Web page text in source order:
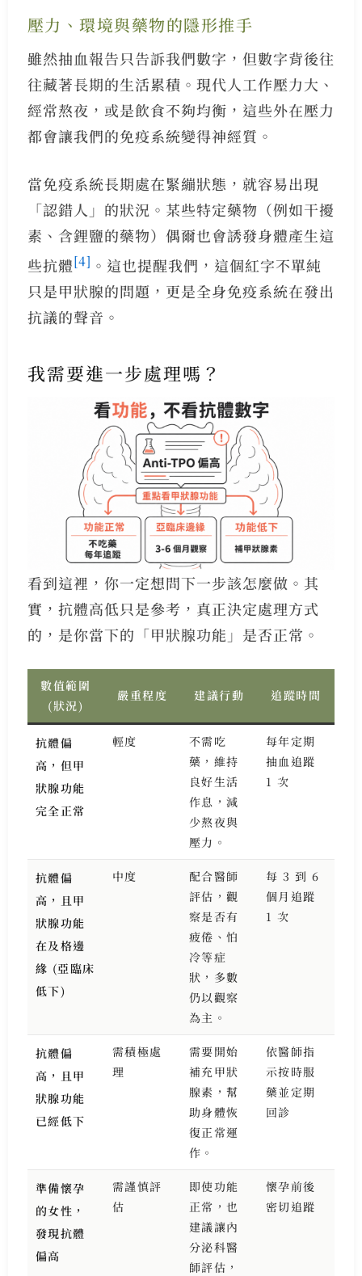
壓力、環境與藥物的隱形推手
雖然抽血報告只告訴我們數字，但數字背後往
往藏著長期的生活累積。現代人工作壓力大、
經常熬夜，或是飲食不夠均衡，這些外在壓力
都會讓我們的免疫系統變得神經質。
當免疫系統長期處在緊繃狀態，就容易出現
「認錯人」的狀況。某些特定藥物（例如干擾
素、含鋰鹽的藥物）偶爾也會誘發身體產生這
些抗體[4] 。這也提醒我們，這個紅字不單純
只是甲狀腺的問題，更是全身免疫系統在發出
抗議的聲音。
我需要進一步處理嗎？
看到這裡，你一定想問下一步該怎麼做。其
實，抗體高低只是參考，真正決定處理方式
的，是你當下的「甲狀腺功能」是否正常。
數值範圍
(狀況)
嚴重程度 建議行動 追蹤時間
抗體偏
高，但甲
狀腺功能
完全正常
輕度
不需吃
藥，維持
良好生活
作息，減
少熬夜與
壓力。
每年定期
抽血追蹤
1 次
抗體偏
高，且甲
狀腺功能
在及格邊
緣 (亞臨床
低下)
中度
配合醫師
評估，觀
察是否有
疲倦、怕
冷等症
狀，多數
仍以觀察
為主。
每 3 到 6
個月追蹤
1 次
抗體偏
高，且甲
狀腺功能
已經低下
需積極處
理
需要開始
補充甲狀
腺素，幫
助身體恢
復正常運
作。
依醫師指
示按時服
藥並定期
回診
準備懷孕
的女性，
發現抗體
偏高
需謹慎評
估
即使功能
正常，也
建議讓內
分泌科醫
師評估，
懷孕前後
密切追蹤